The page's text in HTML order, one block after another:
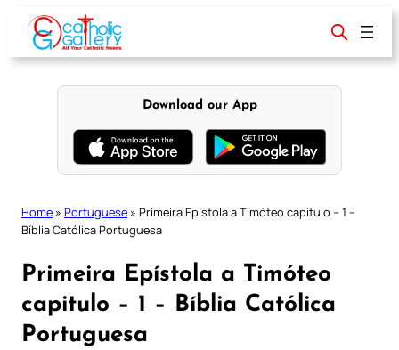
content
Download our App
Home » Portuguese » Primeira Epístola a Timóteo capitulo – 1 –
Bíblia Católica Portuguesa
Primeira Epístola a Timóteo
capitulo – 1 – Bíblia Católica
Portuguesa